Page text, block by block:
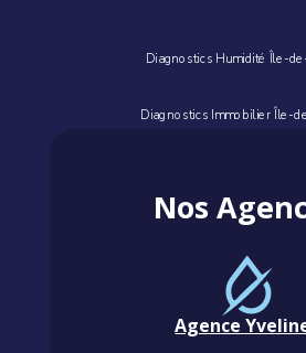
Diagnostics Humidité Île-
Diagnostics Immobilier Île-
Nos
Agence